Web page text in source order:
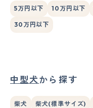
5万円以下 10万円以下
30万円以下
中型犬から探す
柴犬 柴犬(標準サイズ)